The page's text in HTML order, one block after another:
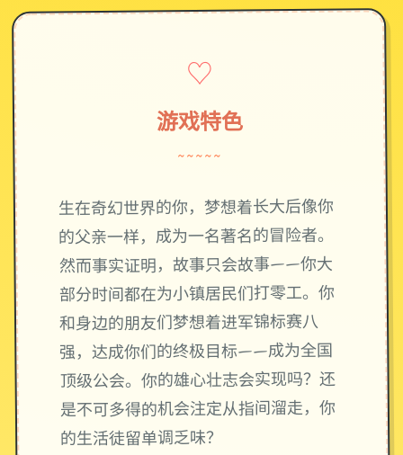
♡
游戏特色
~~~~~
生在奇幻世界的你，梦想着长大后像你
的父亲一样，成为一名著名的冒险者。
然而事实证明，故事只会故事——你大
部分时间都在为小镇居民们打零工。你
和身边的朋友们梦想着进军锦标赛八
强，达成你们的终极目标——成为全国
顶级公会。你的雄心壮志会实现吗？还
是不可多得的机会注定从指间溜走，你
的生活徒留单调乏味？